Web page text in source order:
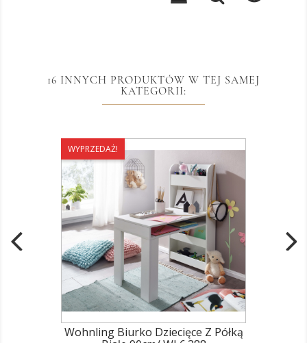
16 INNYCH PRODUKTÓW W TEJ SAMEJ
KATEGORII:
WYPRZEDAŻ!
Wohnling Biurko Dziecięce Z Półką